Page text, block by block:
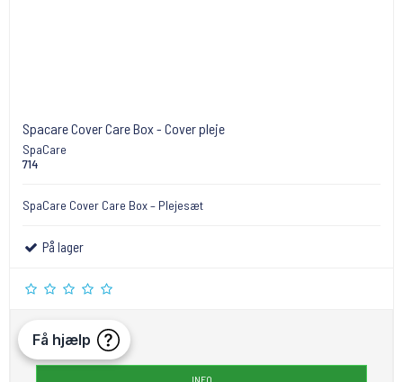
Spacare Cover Care Box - Cover pleje
SpaCare
714
SpaCare Cover Care Box – Plejesæt
På lager
390,00 DKK
INFO